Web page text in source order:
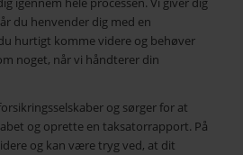
du henvender dig med en
hurtigt komme videre og behøver
noget, når vi håndterer din
og sørger for at
og oprette en taksatorrapport. På
og kan være tryg ved, at dit